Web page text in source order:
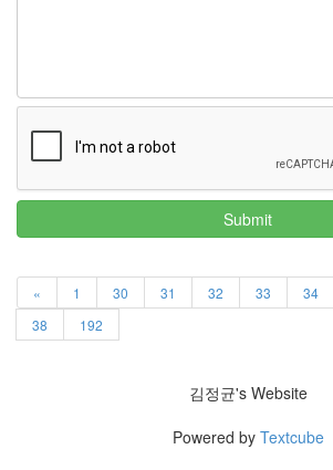
Submit
« 1 30 31 32 33 34
38
192
균
9V
6F22
전
방
전...
by
김정균's Website
Powered by Textcube